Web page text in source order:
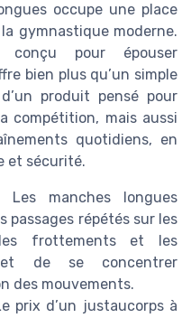
occupe une place
gymnastique moderne.
conçu pour épouser
bien plus qu’un simple
produit pensé pour
compétition, mais aussi
quotidiens, en
et sécurité.
manches longues
passages répétés sur les
frottements et les
de se concentrer
des mouvements.
prix d’un justaucorps à